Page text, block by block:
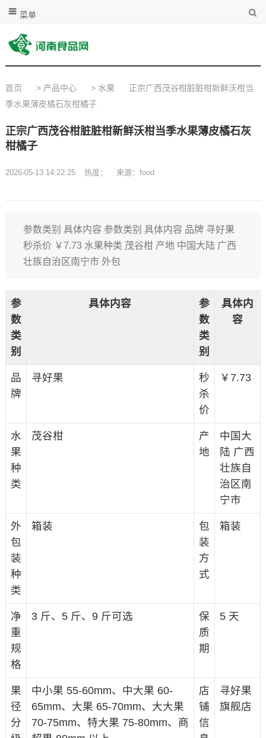
菜单
首页 > 产品中心 > 水果
正宗广西茂谷柑脏脏柑新鲜沃柑当
季水果薄皮橘石灰柑橘子
正宗广西茂谷柑脏脏柑新鲜沃柑当季水果薄皮橘石灰
柑橘子
2026-05-13 14:22:25 热度： 来源：food
参数类别 具体内容 参数类别 具体内容 品牌 寻好果
秒杀价 ￥7.73 水果种类 茂谷柑 产地 中国大陆 广西
壮族自治区南宁市 外包
参
数
类
别
具体内容
参
数
类
别
具体内
容
品
牌
寻好果
秒
杀
价
￥7.73
水
果
种
类
茂谷柑
产
地
中国大
陆 广西
壮族自
治区南
宁市
外
包
装
种
类
箱装
包
装
方
式
箱装
净
重
规
格
3 斤、5 斤、9 斤可选
保
质
期
5 天
果
径
分
中小果 55-60mm、中大果 60-
65mm、大果 65-70mm、大大果
70-75mm、特大果 75-80mm、商
店
铺
信
寻好果
旗舰店